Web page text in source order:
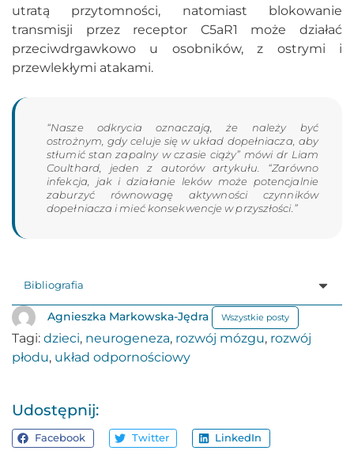
utratą przytomności, natomiast blokowanie
transmisji przez receptor C5aR1 może działać
przeciwdrgawkowo u osobników, z ostrymi i
przewlekłymi atakami.
“Nasze odkrycia oznaczają, że należy być
ostrożnym, gdy celuje się w układ dopełniacza, aby
stłumić stan zapalny w czasie ciąży” mówi dr Liam
Coulthard, jeden z autorów artykułu. “Zarówno
infekcja, jak i działanie leków może potencjalnie
zaburzyć równowagę aktywności czynników
dopełniacza i mieć konsekwencje w przyszłości.”
Bibliografia
Agnieszka Markowska-Jędra Wszystkie posty
Tagi: dzieci, neurogeneza, rozwój mózgu, rozwój
płodu, układ odpornościowy
Udostępnij:
Facebook Twitter LinkedIn